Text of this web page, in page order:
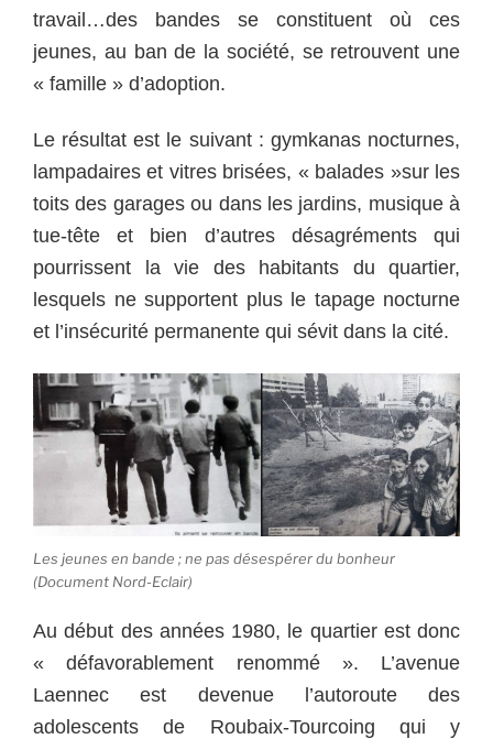
travail…des bandes se constituent où ces
jeunes, au ban de la société, se retrouvent une
« famille » d’adoption.
Le résultat est le suivant : gymkanas nocturnes,
lampadaires et vitres brisées, « balades »sur les
toits des garages ou dans les jardins, musique à
tue-tête et bien d’autres désagréments qui
pourrissent la vie des habitants du quartier,
lesquels ne supportent plus le tapage nocturne
et l’insécurité permanente qui sévit dans la cité.
Les jeunes en bande ; ne pas désespérer du bonheur
(Document Nord-Eclair)
Au début des années 1980, le quartier est donc
« défavorablement renommé ». L’avenue
Laennec est devenue l’autoroute des
adolescents de Roubaix-Tourcoing qui y